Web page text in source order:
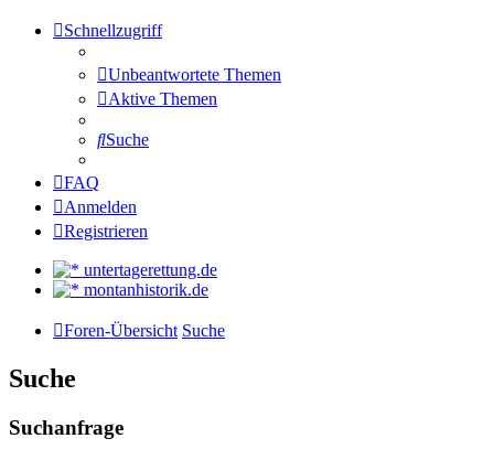
Schnellzugriff
Unbeantwortete Themen
Aktive Themen
Suche
FAQ
Anmelden
Registrieren
untertagerettung.de
montanhistorik.de
Foren-Übersicht Suche
Suche
Suchanfrage